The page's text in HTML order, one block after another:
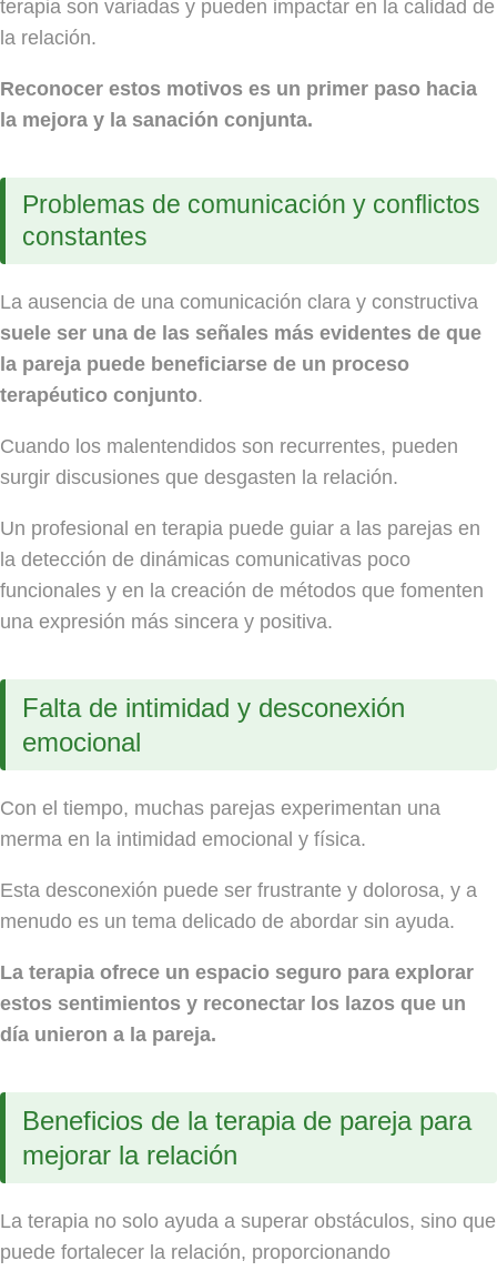
terapia son variadas y pueden impactar en la calidad de
la relación.
Reconocer estos motivos es un primer paso hacia
la mejora y la sanación conjunta.
Problemas de comunicación y conflictos
constantes
La ausencia de una comunicación clara y constructiva
suele ser una de las señales más evidentes de que
la pareja puede beneficiarse de un proceso
terapéutico conjunto.
Cuando los malentendidos son recurrentes, pueden
surgir discusiones que desgasten la relación.
Un profesional en terapia puede guiar a las parejas en
la detección de dinámicas comunicativas poco
funcionales y en la creación de métodos que fomenten
una expresión más sincera y positiva.
Falta de intimidad y desconexión
emocional
Con el tiempo, muchas parejas experimentan una
merma en la intimidad emocional y física.
Esta desconexión puede ser frustrante y dolorosa, y a
menudo es un tema delicado de abordar sin ayuda.
La terapia ofrece un espacio seguro para explorar
estos sentimientos y reconectar los lazos que un
día unieron a la pareja.
Beneficios de la terapia de pareja para
mejorar la relación
La terapia no solo ayuda a superar obstáculos, sino que
puede fortalecer la relación, proporcionando